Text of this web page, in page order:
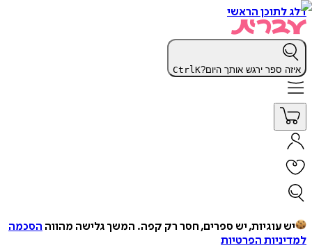
דלג לתוכן הראשי
איזה ספר ירגש אותך היום? CtrlK
יש עוגיות, יש ספרים, חסר רק קפה. המשך גלישה מהווה הסכמה
למדיניות הפרטיות